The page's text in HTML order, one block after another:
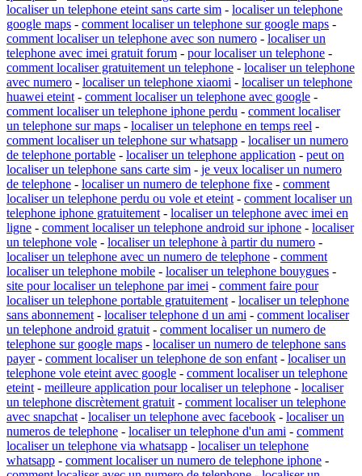
localiser un telephone eteint sans carte sim - localiser un telephone
google maps - comment localiser un telephone sur google maps -
comment localiser un telephone avec son numero - localiser un
telephone avec imei gratuit forum - pour localiser un telephone -
comment localiser gratuitement un telephone - localiser un telephone
avec numero - localiser un telephone xiaomi - localiser un telephone
huawei eteint - comment localiser un telephone avec google -
comment localiser un telephone iphone perdu - comment localiser
un telephone sur maps - localiser un telephone en temps reel -
comment localiser un telephone sur whatsapp - localiser un numero
de telephone portable - localiser un telephone application - peut on
localiser un telephone sans carte sim - je veux localiser un numero
de telephone - localiser un numero de telephone fixe - comment
localiser un telephone perdu ou vole et eteint - comment localiser un
telephone iphone gratuitement - localiser un telephone avec imei en
ligne - comment localiser un telephone android sur iphone - localiser
un telephone vole - localiser un telephone à partir du numero -
localiser un telephone avec un numero de telephone - comment
localiser un telephone mobile - localiser un telephone bouygues -
site pour localiser un telephone par imei - comment faire pour
localiser un telephone portable gratuitement - localiser un telephone
sans abonnement - localiser telephone d un ami - comment localiser
un telephone android gratuit - comment localiser un numero de
telephone sur google maps - localiser un numero de telephone sans
payer- comment localiser un telephone de son enfant - localiser un
telephone vole eteint avec google - comment localiser un telephone
eteint - meilleure application pour localiser un telephone - localiser
un telephone discrètement gratuit - comment localiser un telephone
avec snapchat - localiser un telephone avec facebook - localiser un
numeros de telephone - localiser un telephone d'un ami - comment
localiser un telephone via whatsapp - localiser un telephone
whatsapp - comment localiser un numero de telephone iphone -